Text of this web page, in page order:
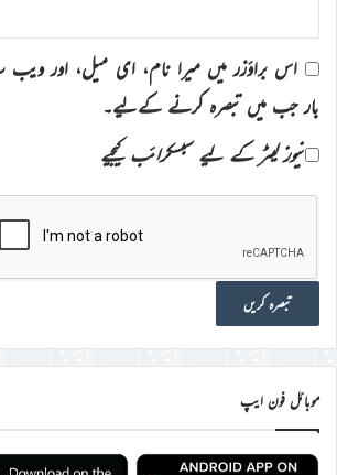
اس براؤزر میں میرا نام، ای میل، اور ویب
بار جب میں تبصرہ کرنے کےلیے۔
نیوز لیٹر کے لیے سبسکرائب کیجیے
موبائل فون ایپ